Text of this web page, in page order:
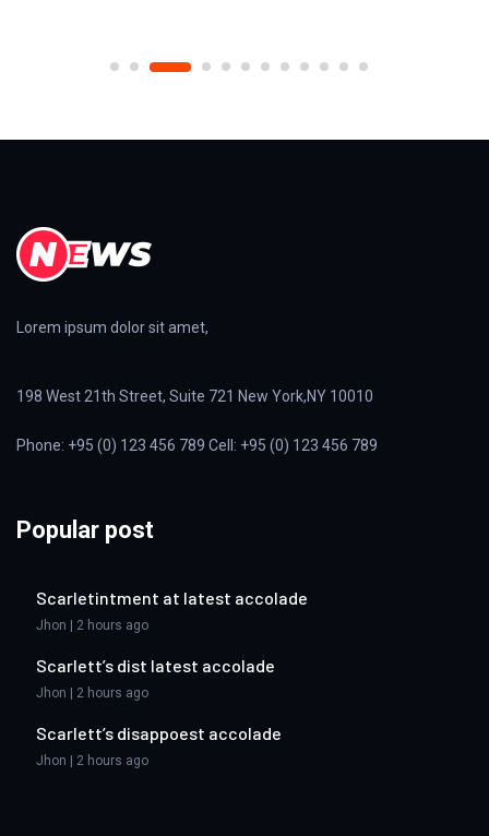
Lorem ipsum dolor sit amet,
198 West 21th Street, Suite 721 New York,NY 10010
Phone: +95 (0) 123 456 789 Cell: +95 (0) 123 456 789
Popular post
Scarletintment at latest accolade
Jhon | 2 hours ago
Scarlett’s dist latest accolade
Jhon | 2 hours ago
Scarlett’s disappoest accolade
Jhon | 2 hours ago